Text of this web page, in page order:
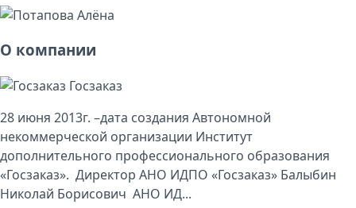
О компании
Госзаказ
28 июня 2013г. –дата создания Автономной
некоммерческой организации Институт
дополнительного профессионального образования
«Госзаказ». Директор АНО ИДПО «Госзаказ» Балыбин
Николай Борисович АНО ИД...